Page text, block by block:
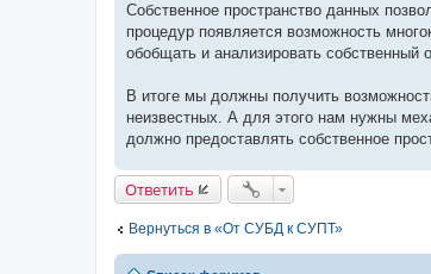
Собственное пространство данных
процедур появляется возможность
обобщать и анализировать собственный
В итоге мы должны получить
неизвестных. А для этого нам нужны
должно предоставлять собственное
Ответить
Вернуться в «От СУБД к СУПТ»